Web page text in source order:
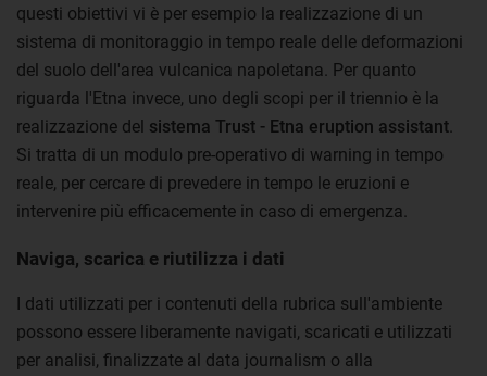
questi obiettivi vi è per esempio la realizzazione di un
sistema di monitoraggio in tempo reale delle deformazioni
del suolo dell'area vulcanica napoletana. Per quanto
riguarda l'Etna invece, uno degli scopi per il triennio è la
realizzazione del sistema Trust - Etna eruption assistant
Si tratta di un modulo pre-operativo di warning in tempo
reale, per cercare di prevedere in tempo le eruzioni e
intervenire più efficacemente in caso di emergenza.
Naviga, scarica e riutilizza i dati
I dati utilizzati per i contenuti della rubrica sull'ambiente
possono essere liberamente navigati, scaricati e utilizzati
per analisi, finalizzate al data journalism o alla